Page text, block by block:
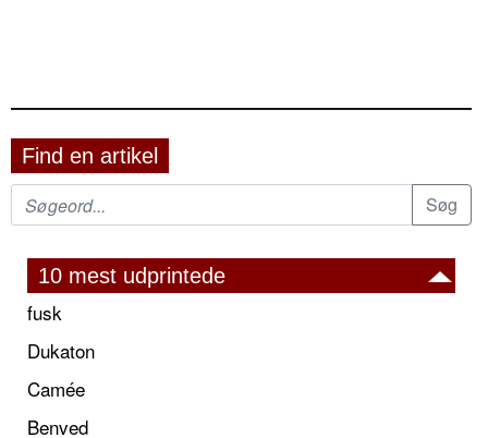
Find en artikel
10 mest udprintede
fusk
Dukaton
Camée
Benved